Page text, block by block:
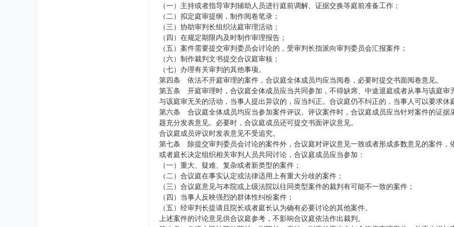
（一）主持或者指导审判辅助人员进行庭前调解、证据交换等庭前准备工作；
（二）拟定庭审提纲，制作阅卷笔录；
（三）协助审判长组织法庭审理活动；
（四）在规定期限内及时制作审理报告；
（五）案件需要提交审判委员会讨论的，受审判长指派向审判委员会汇报案件；
（六）制作裁判文书提交合议庭审核；
（七）办理有关审判的其他事项。
第四条 依法不开庭审理的案件，合议庭全体成员均应当阅卷，必要时提交书面阅卷意见。
第五条 开庭审理时，合议庭全体成员应当共同参加，不得缺席、中途退庭或者从事与该庭审
与该庭审无关的活动，当事人提出异议的，应当纠正。合议庭仍不纠正的，当事人可以要求休
第六条 合议庭全体成员均应当参加案件评议。评议案件时，合议庭成员应当针对案件的证据
题充分发表意见。必要时，合议庭成员还可提交书面评议意见。
合议庭成员评议时发表意见不受追究。
第七条 除提交审判委员会讨论的案件外，合议庭对评议意见一致或者形成多数意见的案件，
或者庭长决定组织相关审判人员共同讨论，合议庭成员应当参加：
（一）重大、疑难、复杂或者新类型的案件；
（二）合议庭在事实认定或法律适用上有重大分歧的案件；
（三）合议庭意见与本院或上级法院以往同类型案件的裁判有可能不一致的案件；
（四）当事人反映强烈的群体性纠纷案件；
（五）经审判长提请且院长或者庭长认为确有必要讨论的其他案件。
上述案件的讨论意见供合议庭参考，不影响合议庭依法作出裁判。